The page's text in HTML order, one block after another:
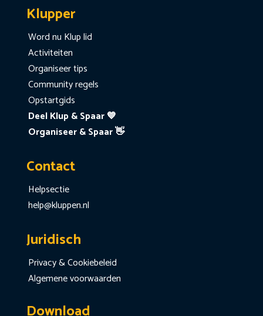
Klupper
Word nu Klup lid
Activiteiten
Organiseer tips
Community regels
Opstartgids
Deel Klup & Spaar 💙
Organiseer & Spaar 👋
Contact
Helpsectie
help@kluppen.nl
Juridisch
Privacy & Cookiebeleid
Algemene voorwaarden